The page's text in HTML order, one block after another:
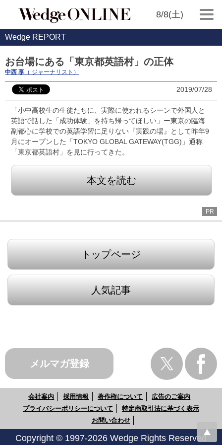
8/8(土)
Wedge REPORT
お台場にある「東京都英語村」の正体
中西 享 （ ジャーナリスト）
2019/07/28
「小中高校生の生徒たちに、実際に使われるシーンで外国人と
英語で話した「成功体験」を持ち帰ってほしい」ー東京の臨海
副都心に学校での英語学習に足りない『実践の場』として昨年9
月にオープンした「TOKYO GLOBAL GATEWAY(TGG)」通称
「東京都英語村」を見に行ってきた。
本文を読む
PR
トップページ
人気記事
メルマガ登録
会社案内 採用情報 著作権について
広告のご案内
プライバシーポリシーについて
特定商取引法に基づく表示
お問い合わせ
Copyright © 1997-2026 Wedge Rights Reserved